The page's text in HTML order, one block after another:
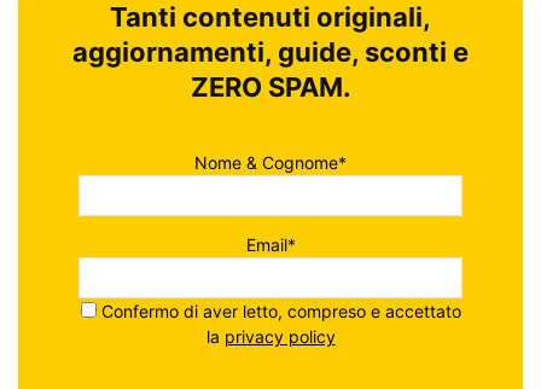
Tanti contenuti originali,
aggiornamenti, guide, sconti e
ZERO SPAM.
Nome & Cognome*
Email*
Confermo di aver letto, compreso e accettato
la privacy policy